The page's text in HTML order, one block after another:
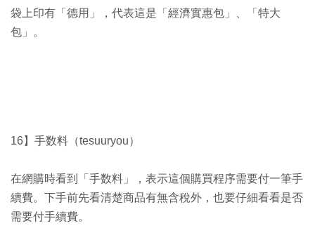
袋上印有「德用」，代表這是「經濟實惠包」、「特大
包」。
16】手数料（tesuuryou）
在網購時看到「手数料」，表示這個購買程序需要付一筆手
續費。下手前先看清楚商品有無含稅外，也要仔細看看是否
需要付手續費。